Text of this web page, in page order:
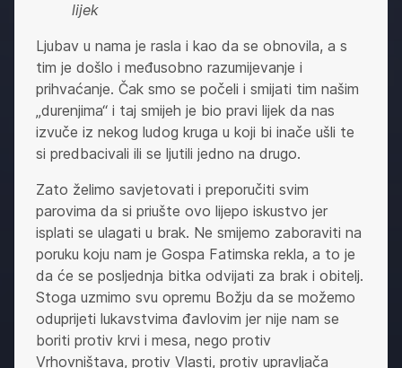
lijek
Ljubav u nama je rasla i kao da se obnovila, a s
tim je došlo i međusobno razumijevanje i
prihvaćanje. Čak smo se počeli i smijati tim našim
„durenjima“ i taj smijeh je bio pravi lijek da nas
izvuče iz nekog ludog kruga u koji bi inače ušli te
si predbacivali ili se ljutili jedno na drugo.
Zato želimo savjetovati i preporučiti svim
parovima da si priušte ovo lijepo iskustvo jer
isplati se ulagati u brak. Ne smijemo zaboraviti na
poruku koju nam je Gospa Fatimska rekla, a to je
da će se posljednja bitka odvijati za brak i obitelj.
Stoga uzmimo svu opremu Božju da se možemo
oduprijeti lukavstvima đavlovim jer nije nam se
boriti protiv krvi i mesa, nego protiv
Vrhovništava, protiv Vlasti, protiv upravljača